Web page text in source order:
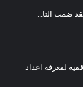
لمعرفة اعداد